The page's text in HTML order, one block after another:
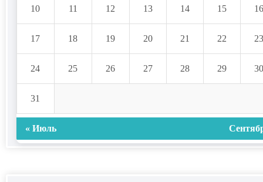
10 11 12 13 14 15 16
17 18 19 20 21 22 23
24 25 26 27 28 29 30
31
« Июль